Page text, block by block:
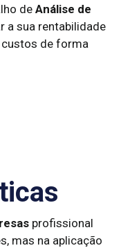
de Análise de
a sua rentabilidade
de forma
profissional
mas na aplicação